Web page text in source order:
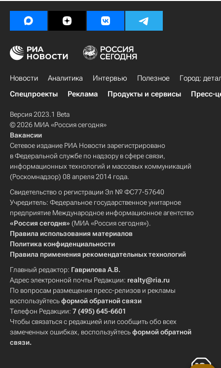
Новости Аналитика Интервью Полезное
Город:
Спецпроекты
Реклама Продукты и сервисы Пресс-
Версия 2023.1 Beta
© 2026 МИА «Россия сегодня»
Вакансии
Сетевое издание РИА Новости зарегистрировано
в Федеральной службе по надзору в сфере связи,
информационных технологий и массовых коммуникаций
(Роскомнадзор) 08 апреля 2014 года.
Свидетельство о регистрации Эл № ФС77-57640
Учредитель: Федеральное государственное унитарное
предприятие Международное информационное агентство
«Россия сегодня» (МИА «Россия сегодня»).
Правила использования материалов
Политика конфиденциальности
Правила применения рекомендательных технологий
Главный редактор: Гаврилова А.В.
Адрес электронной почты Редакции: realty@ria.ru
По вопросам размещения пресс-релизов и рекламы
воспользуйтесьформой обратной связи
Телефон Редакции: 7 (495) 645-6601
Чтобы связаться с редакцией или сообщить обо всех
замеченных ошибках, воспользуйтесьформой обратной
связи.